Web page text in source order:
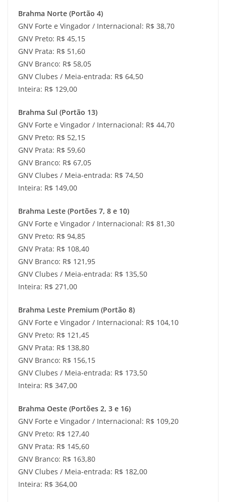
Brahma Norte (Portão 4)
GNV Forte e Vingador / Internacional: R$ 38,70
GNV Preto: R$ 45,15
GNV Prata: R$ 51,60
GNV Branco: R$ 58,05
GNV Clubes / Meia-entrada: R$ 64,50
Inteira: R$ 129,00
Brahma Sul (Portão 13)
GNV Forte e Vingador / Internacional: R$ 44,70
GNV Preto: R$ 52,15
GNV Prata: R$ 59,60
GNV Branco: R$ 67,05
GNV Clubes / Meia-entrada: R$ 74,50
Inteira: R$ 149,00
Brahma Leste (Portões 7, 8 e 10)
GNV Forte e Vingador / Internacional: R$ 81,30
GNV Preto: R$ 94,85
GNV Prata: R$ 108,40
GNV Branco: R$ 121,95
GNV Clubes / Meia-entrada: R$ 135,50
Inteira: R$ 271,00
Brahma Leste Premium (Portão 8)
GNV Forte e Vingador / Internacional: R$ 104,10
GNV Preto: R$ 121,45
GNV Prata: R$ 138,80
GNV Branco: R$ 156,15
GNV Clubes / Meia-entrada: R$ 173,50
Inteira: R$ 347,00
Brahma Oeste (Portões 2, 3 e 16)
GNV Forte e Vingador / Internacional: R$ 109,20
GNV Preto: R$ 127,40
GNV Prata: R$ 145,60
GNV Branco: R$ 163,80
GNV Clubes / Meia-entrada: R$ 182,00
Inteira: R$ 364,00